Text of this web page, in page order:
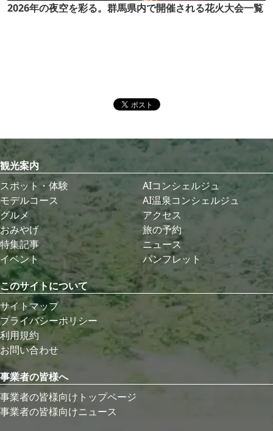
2026年の夜空を彩る。群馬県内で開催される花火大会一覧
観光案内
スポット・体験
モデルコース
グルメ
おみやげ
特集記事
イベント
AIコンシェルジュ
AI温泉コンシェルジュ
アクセス
旅の予約
ニュース
パンフレット
このサイトについて
サイトマップ
プライバシーポリシー
利用規約
お問い合わせ
事業者の皆様へ
事業者の皆様向けトップページ
事業者の皆様向けニュース